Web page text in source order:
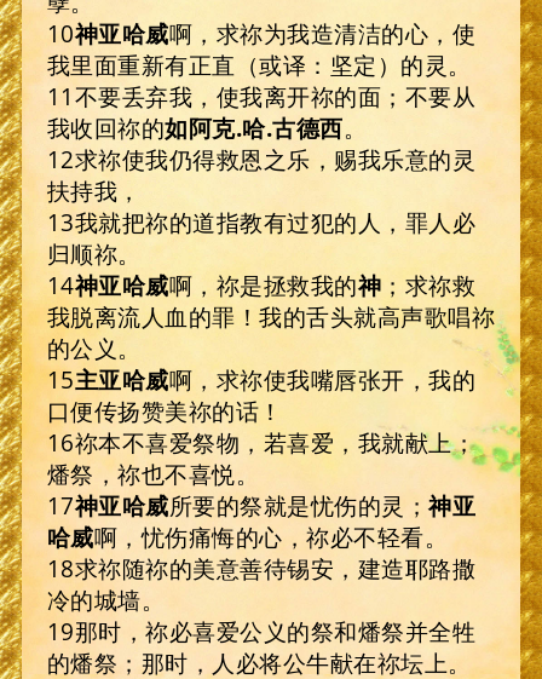
10神亚哈威啊，求祢为我造清洁的心，使
我里面重新有正直（或译：坚定）的灵。
11不要丢弃我，使我离开祢的面；不要从
我收回祢的如阿克.哈.古德西。
12求祢使我仍得救恩之乐，赐我乐意的灵
扶持我，
13我就把祢的道指教有过犯的人，罪人必
归顺祢。
14神亚哈威啊，祢是拯救我的神 ；求祢救
我脱离流人血的罪！我的舌头就高声歌唱祢
的公义。
15主亚哈威啊，求祢使我嘴唇张开，我的
口便传扬赞美祢的话！
16祢本不喜爱祭物，若喜爱，我就献上；
燔祭，祢也不喜悦。
17神亚哈威所要的祭就是忧伤的灵；神亚
哈威啊，忧伤痛悔的心，祢必不轻看。
18求祢随祢的美意善待锡安，建造耶路撒
冷的城墙。
19那时，祢必喜爱公义的祭和燔祭并全牲
的燔祭；那时，人必将公牛献在祢坛上。